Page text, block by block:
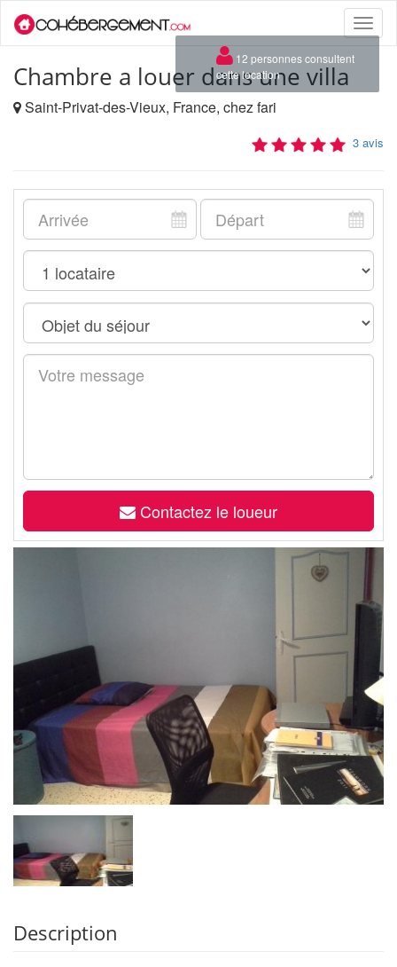
Toggle
Chambre a louer dans une villa
Saint-Privat-des-Vieux, France, chez fari
3 avis
Contactez le loueur
Description
×
12 personnes consultent
cette location